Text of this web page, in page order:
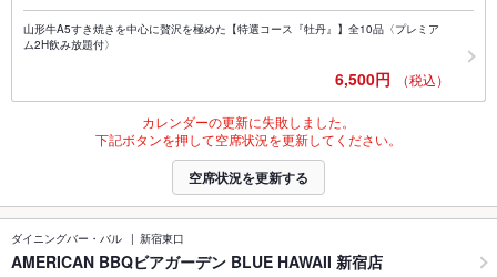
山形牛A5すき焼きを中心に贅沢を極めた【特選コース『牡丹』】全10品〈プレミア
ム2H飲み放題付〉
6,500円 （税込）
カレンダーの更新に失敗しました。
下記ボタンを押して空席状況を更新してください。
空席状況を更新する
ダイニングバー・バル 新宿東口
AMERICAN BBQビアガーデン BLUE HAWAII 新宿店